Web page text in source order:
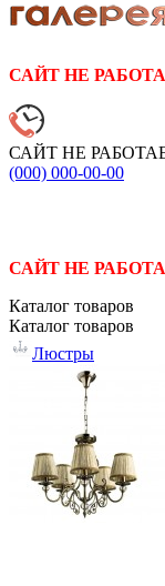
САЙТ НЕ
САЙТ НЕ
(000) 000-00-00
САЙТ НЕ
Каталог товаров
Каталог товаров
Люстры